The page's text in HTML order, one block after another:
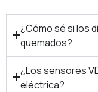
¿Cómo sé si los
quemados?
¿Los sensores
eléctrica?